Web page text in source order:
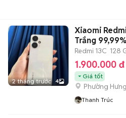
2 tháng trước 4
Xiaomi
Trắng 99,99%
Redmi 13C 128
1.900.000 đ
Giá tốt
Phường
Thanh Trúc